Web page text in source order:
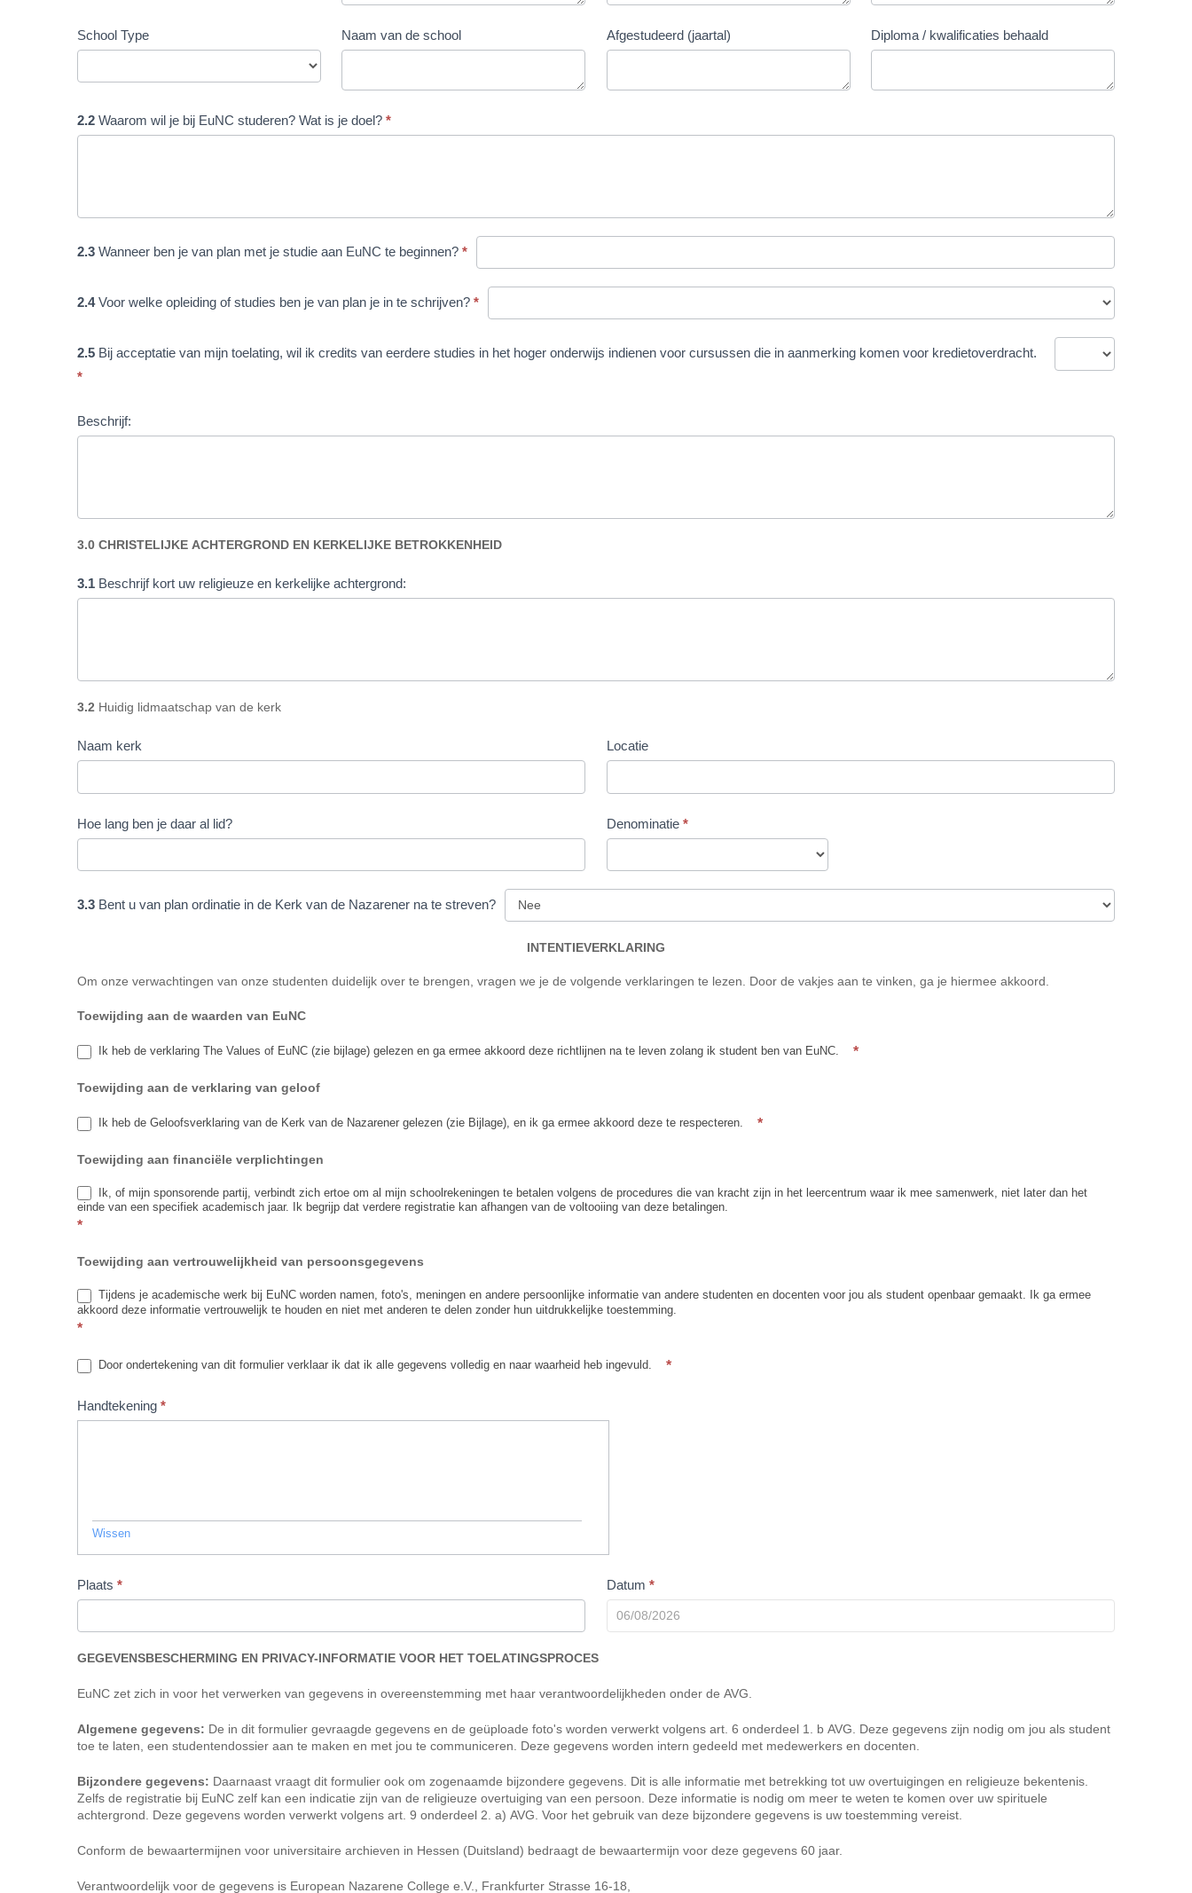
School Type Naam van de school Afgestudeerd (jaartal) Diploma / kwalificaties behaald
2.2 Waarom wil je bij EuNC studeren? Wat is je doel? *
2.3 Wanneer ben je van plan met je studie aan EuNC te beginnen? *
2.4Voor welke opleiding of studies ben je van plan je in te schrijven? *
2.5 Bij acceptatie van mijn toelating, wil ik credits van eerdere studies in het hoger onderwijs indienen voor cursussen die in aanmerking komen voor kredietoverdracht.
*
Beschrijf:
3.0 CHRISTELIJKE ACHTERGROND EN KERKELIJKE BETROKKENHEID
3.1 Beschrijf kort uw religieuze en kerkelijke achtergrond:
3.2 Huidig lidmaatschap van de kerk
Naam kerk Locatie
Hoe lang ben je daar al lid? Denominatie *
3.3 Bent u van plan ordinatie in de Kerk van de Nazarener na te streven?
INTENTIEVERKLARING
Om onze verwachtingen van onze studenten duidelijk over te brengen, vragen we je de volgende verklaringen te lezen. Door de vakjes aan te vinken, ga je hiermee akkoord.
Toewijding aan de waarden van EuNC
Ik heb de verklaring The Values of EuNC (zie bijlage) gelezen en ga ermee akkoord deze richtlijnen na te leven zolang ik student ben van EuNC. *
Toewijding aan de verklaring van geloof
Ik heb de Geloofsverklaring van de Kerk van de Nazarener gelezen (zie Bijlage), en ik ga ermee akkoord deze te respecteren. *
Toewijding aan financiële verplichtingen
Ik, of mijn sponsorende partij, verbindt zich ertoe om al mijn schoolrekeningen te betalen volgens de procedures die van kracht zijn in het leercentrum waar ik mee samenwerk, niet later dan het
einde van een specifiek academisch jaar. Ik begrijp dat verdere registratie kan afhangen van de voltooiing van deze betalingen.
*
Toewijding aan vertrouwelijkheid van persoonsgegevens
Tijdens je academische werk bij EuNC worden namen, foto's, meningen en andere persoonlijke informatie van andere studenten en docenten voor jou als student openbaar gemaakt. Ik ga ermee
akkoord deze informatie vertrouwelijk te houden en niet met anderen te delen zonder hun uitdrukkelijke toestemming.
*
Door ondertekening van dit formulier verklaar ik dat ik alle gegevens volledig en naar waarheid heb ingevuld. *
Handtekening *
Wissen
Plaats * Datum *
GEGEVENSBESCHERMING EN PRIVACY-INFORMATIE VOOR HET TOELATINGSPROCES
EuNC zet zich in voor het verwerken van gegevens in overeenstemming met haar verantwoordelijkheden onder de AVG.
Algemene gegevens: De in dit formulier gevraagde gegevens en de geüploade foto's worden verwerkt volgens art. 6 onderdeel 1. b AVG. Deze gegevens zijn nodig om jou als student
toe te laten, een studentendossier aan te maken en met jou te communiceren. Deze gegevens worden intern gedeeld met medewerkers en docenten.
Bijzondere gegevens: Daarnaast vraagt dit formulier ook om zogenaamde bijzondere gegevens. Dit is alle informatie met betrekking tot uw overtuigingen en religieuze bekentenis.
Zelfs de registratie bij EuNC zelf kan een indicatie zijn van de religieuze overtuiging van een persoon. Deze informatie is nodig om meer te weten te komen over uw spirituele
achtergrond. Deze gegevens worden verwerkt volgens art. 9 onderdeel 2. a) AVG. Voor het gebruik van deze bijzondere gegevens is uw toestemming vereist.
Conform de bewaartermijnen voor universitaire archieven in Hessen (Duitsland) bedraagt de bewaartermijn voor deze gegevens 60 jaar.
Verantwoordelijk voor de gegevens is European Nazarene College e.V., Frankfurter Strasse 16-18,